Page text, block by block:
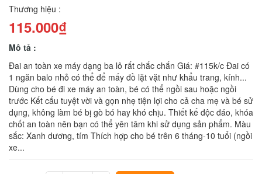
Thương hiệu :
115.000₫
Mô tả :
Đai an toàn xe máy dạng ba lô rất chắc chắn Giá: #115k/c Đai có
1 ngăn balo nhỏ có thể để mấy đồ lặt vặt như khẩu trang, kính...
Dùng cho bé đi xe máy an toàn, bé có thể ngồi sau hoặc ngồi
trước Kết cấu tuyệt vời và gọn nhẹ tiện lợi cho cả cha mẹ và bé sử
dụng, không làm bé bị gò bó hay khó chịu. Thiết kế độc đáo, khóa
chốt an toàn nên bạn có thể yên tâm khi sử dụng sản phẩm. Màu
sắc: Xanh dương, tím Thích hợp cho bé trên 6 tháng-10 tuổi (ngồi
xe...